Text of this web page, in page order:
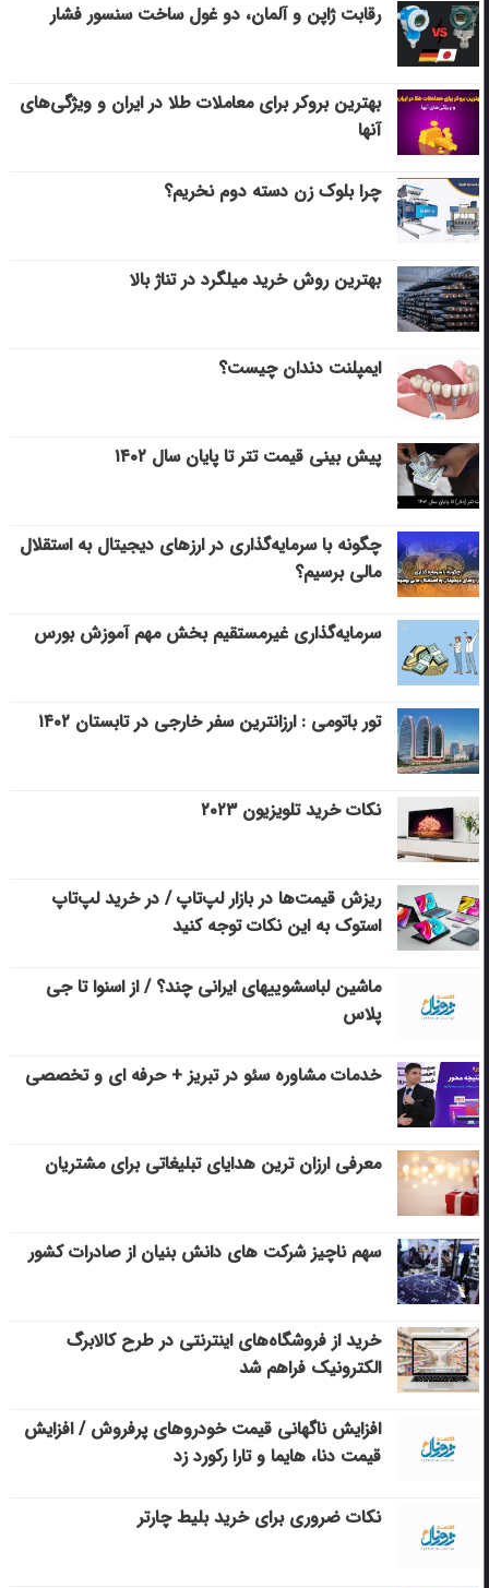
رقابت ژاپن و آلمان، دو غول ساخت سنسور فشار
بهترین بروکر برای معاملات طلا در ایران و ویژگی‌های
آنها
چرا بلوک زن دسته دوم نخریم؟
بهترین روش خرید میلگرد در تناژ بالا
ایمپلنت دندان چیست؟
پیش بینی قیمت تتر تا پایان سال ۱۴۰۲
چگونه با سرمایه‌گذاری در ارزهای دیجیتال به استقلال
مالی برسیم؟
سرمایه‌گذاری غیرمستقیم بخش مهم آموزش بورس
تور باتومی : ارزانترین سفر خارجی در تابستان ۱۴۰۲
نکات خرید تلویزیون ۲۰۲۳
ریزش قیمت‌ها در بازار لپ‌تاپ / در خرید لپ‌تاپ
استوک به این نکات توجه کنید
ماشین لباسشویی‎های ایرانی چند؟ / از اسنوا تا جی
پلاس
خدمات مشاوره سئو در تبریز + حرفه ای و تخصصی
معرفی ارزان ترین هدایای تبلیغاتی برای مشتریان
سهم ناچیز شرکت های دانش بنیان از صادرات کشور
خرید از فروشگاه‌های اینترنتی در طرح کالابرگ
الکترونیک فراهم شد
افزایش ناگهانی قیمت خودروهای پرفروش / افزایش
قیمت دنا، هایما و تارا رکورد زد
نکات ضروری برای خرید بلیط چارتر